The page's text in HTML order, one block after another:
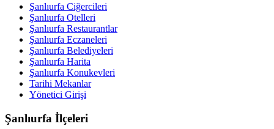
Şanlıurfa Ciğercileri
Şanlıurfa Otelleri
Şanlıurfa Restaurantlar
Şanlıurfa Eczaneleri
Şanlıurfa Belediyeleri
Şanlıurfa Harita
Şanlıurfa Konukevleri
Tarihi Mekanlar
Yönetici Girişi
Şanlıurfa İlçeleri